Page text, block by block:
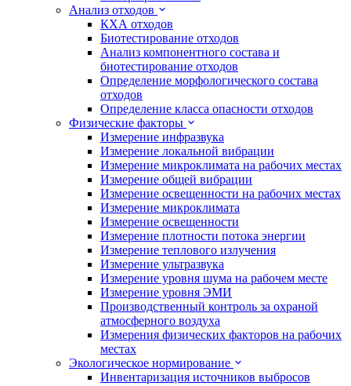
Анализ отходов
КХА отходов
Биотестирование отходов
Анализ компонентного состава и
биотестирование отходов
Определение морфологического состава
отходов
Определение класса опасности отходов
Физические факторы
Измерение инфразвука
Измерение локальной вибрации
Измерение микроклимата на рабочих местах
Измерение общей вибрации
Измерение освещенности на рабочих местах
Измерение микроклимата
Измерение освещенности
Измерение плотности потока энергии
Измерение теплового излучения
Измерение ультразвука
Измерение уровня шума на рабочем месте
Измерение уровня ЭМИ
Производственный контроль за охраной
атмосферного воздуха
Измерения физических факторов на рабочих
местах
Экологическое нормирование
Инвентаризация источников выбросов